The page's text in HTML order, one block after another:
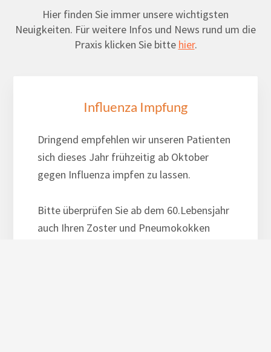
Hier finden Sie immer unsere wichtigsten
Neuigkeiten. Für weitere Infos und News rund um die
Praxis klicken Sie bitte hier.
Influenza Impfung
Dringend empfehlen wir unseren Patienten
sich dieses Jahr frühzeitig ab Oktober
gegen Influenza impfen zu lassen.
Bitte überprüfen Sie ab dem 60.Lebensjahr
auch Ihren Zoster und Pneumokokken